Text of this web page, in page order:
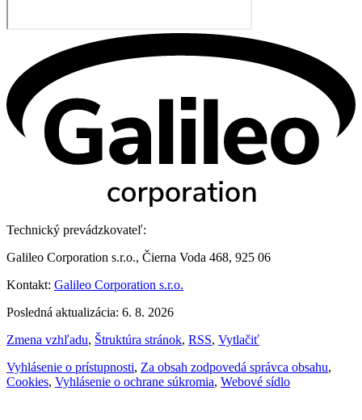
Technický prevádzkovateľ:
Galileo Corporation s.r.o., Čierna Voda 468, 925 06
Kontakt: Galileo Corporation s.r.o.
Posledná aktualizácia: 6. 8. 2026
Zmena vzhľadu, Štruktúra stránok, RSS, Vytlačiť
Vyhlásenie o prístupnosti, Za obsah zodpovedá správca obsahu,
Cookies, Vyhlásenie o ochrane súkromia, Webové sídlo